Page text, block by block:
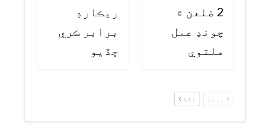
2 ضلعن ۾
چونڊ عمل
ملتوي
ريڪارڊ
برابر ڪري
ڇڏيو
پچھلا اگلا